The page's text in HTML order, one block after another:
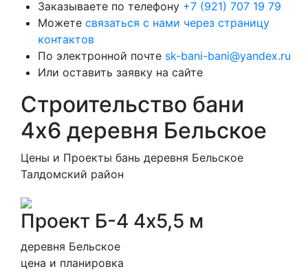
Заказываете по телефону +7 (921) 707 19 79
Можете связаться с нами через страницу
контактов
По электронной почте sk-bani-bani@yandex.ru
Или оставить заявку на сайте
Строительство бани
4х6 деревня Бельское
Цены и Проекты бань деревня Бельское
Талдомский район
Проект Б-4 4х5,5 м
деревня Бельское
цена и планировка